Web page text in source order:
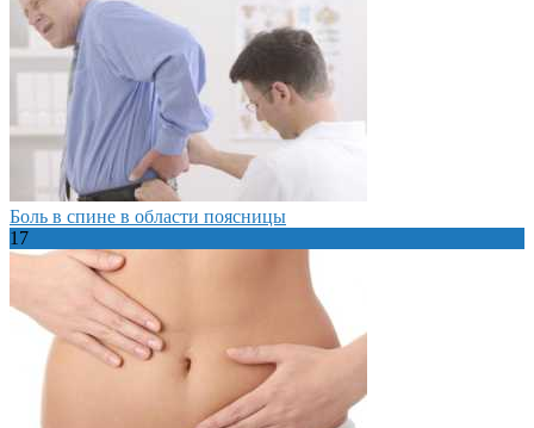
Боль в спине в области поясницы
17